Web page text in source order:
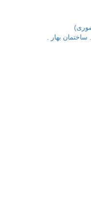
مازندران . آمل . نبش آفتاب 10 . ساختمان بهار .